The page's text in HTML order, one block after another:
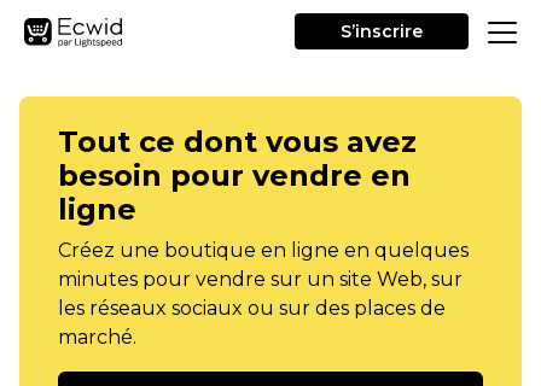
S’inscrire
Tout ce dont vous avez
besoin pour vendre en
ligne
Créez une boutique en ligne en quelques
minutes pour vendre sur un site Web, sur
les réseaux sociaux ou sur des places de
marché.